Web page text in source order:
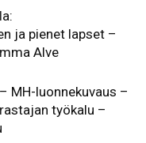
ja pienet lapset –
Alve
MH-luonnekuvaus –
työkalu –